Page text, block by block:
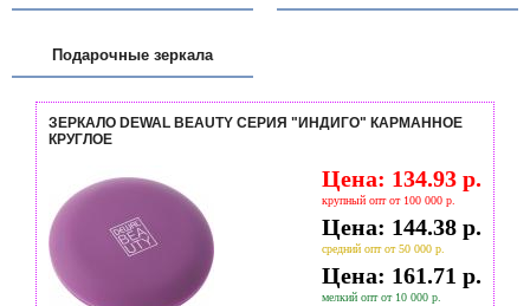
Подарочные зеркала
ЗЕРКАЛО DEWAL BEAUTY СЕРИЯ "ИНДИГО" КАРМАННОЕ
КРУГЛОЕ
Цена: 134.93 р.
крупный опт от 100 000 р.
Цена: 144.38 р.
средний опт от 50 000 р.
Цена: 161.71 р.
мелкий опт от 10 000 р.